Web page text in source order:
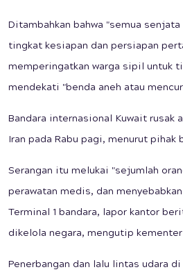
Ditambahkan bahwa "semua
tingkat kesiapan dan persiapan
memperingatkan warga sipil untuk
mendekati "benda aneh atau
Bandara internasional Kuwait rusak
Iran pada Rabu pagi, menurut pihak
Serangan itu melukai "sejumlah
perawatan medis, dan
Terminal 1 bandara, lapor kantor
dikelola negara, mengutip
Penerbangan dan lalu lintas udara